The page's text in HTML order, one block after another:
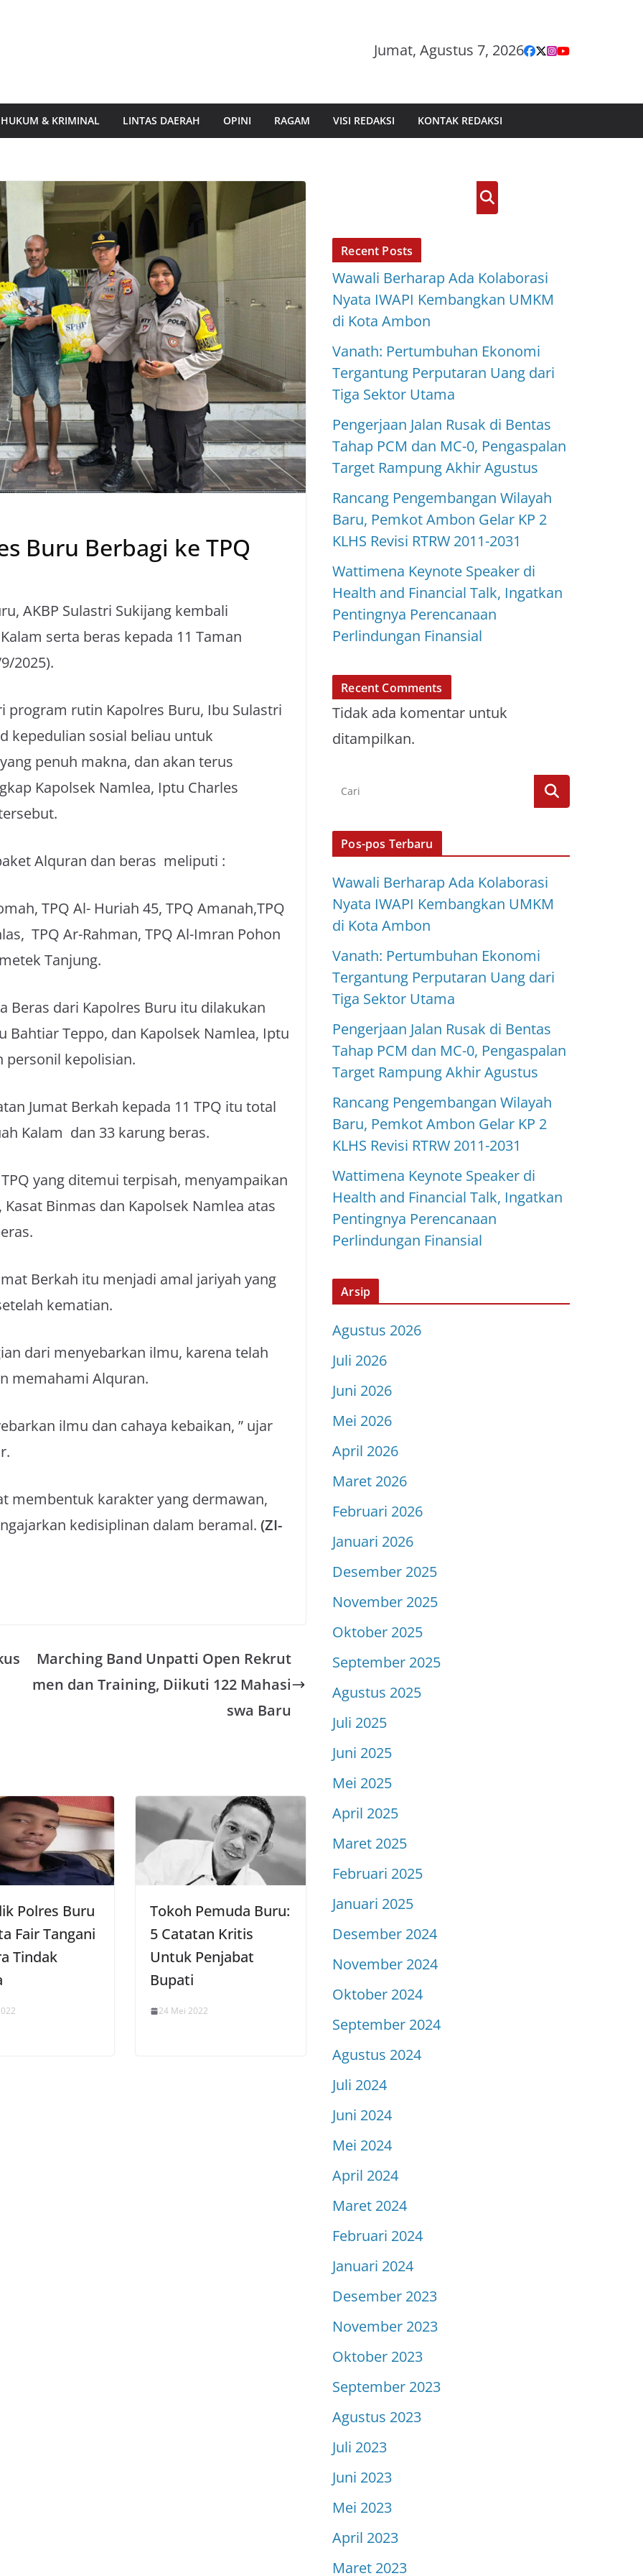
Jumat, Agustus 7, 2026
HUKUM & KRIMINAL LINTAS DAERAH OPINI RAGAM VISI REDAKSI KONTAK REDAKSI
Buru Berbagi ke TPQ
AKBP Sulastri Sukijang kembali
serta beras kepada 11 Taman
2025).
program rutin Kapolres Buru, Ibu Sulastri
kepedulian sosial beliau untuk
penuh makna, dan akan terus
Kapolsek Namlea, Iptu Charles
Alquran dan beras meliputi :
TPQ Al- Huriah 45, TPQ Amanah,TPQ
TPQ Ar-Rahman, TPQ Al-Imran Pohon
Tanjung.
Beras dari Kapolres Buru itu dilakukan
Teppo, dan Kapolsek Namlea, Iptu
personil kepolisian.
Jumat Berkah kepada 11 TPQ itu total
Kalam dan 33 karung beras.
yang ditemui terpisah, menyampaikan
Binmas dan Kapolsek Namlea atas
Berkah itu menjadi amal jariyah yang
kematian.
dari menyebarkan ilmu, karena telah
memahami Alquran.
ilmu dan cahaya kebaikan, ” ujar
membentuk karakter yang dermawan,
kedisiplinan dalam beramal. (ZI-
Marching Band Unpatti Open Rekrut
men dan Training, Diikuti 122 Mahasi
swa Baru
Polres Buru
Fair Tangani
Tindak
Tokoh Pemuda Buru:
5 Catatan Kritis
Untuk Penjabat
Bupati
24 Mei 2022
Cari
Recent Posts
Wawali Berharap Ada Kolaborasi
Nyata IWAPI Kembangkan UMKM
di Kota Ambon
Vanath: Pertumbuhan Ekonomi
Tergantung Perputaran Uang dari
Tiga Sektor Utama
Pengerjaan Jalan Rusak di Bentas
Tahap PCM dan MC-0, Pengaspalan
Target Rampung Akhir Agustus
Rancang Pengembangan Wilayah
Baru, Pemkot Ambon Gelar KP 2
KLHS Revisi RTRW 2011-2031
Wattimena Keynote Speaker di
Health and Financial Talk, Ingatkan
Pentingnya Perencanaan
Perlindungan Finansial
Recent Comments
Tidak ada komentar untuk
ditampilkan.
Pos-pos Terbaru
Wawali Berharap Ada Kolaborasi
Nyata IWAPI Kembangkan UMKM
di Kota Ambon
Vanath: Pertumbuhan Ekonomi
Tergantung Perputaran Uang dari
Tiga Sektor Utama
Pengerjaan Jalan Rusak di Bentas
Tahap PCM dan MC-0, Pengaspalan
Target Rampung Akhir Agustus
Rancang Pengembangan Wilayah
Baru, Pemkot Ambon Gelar KP 2
KLHS Revisi RTRW 2011-2031
Wattimena Keynote Speaker di
Health and Financial Talk, Ingatkan
Pentingnya Perencanaan
Perlindungan Finansial
Arsip
Agustus 2026
Juli 2026
Juni 2026
Mei 2026
April 2026
Maret 2026
Februari 2026
Januari 2026
Desember 2025
November 2025
Oktober 2025
September 2025
Agustus 2025
Juli 2025
Juni 2025
Mei 2025
April 2025
Maret 2025
Februari 2025
Januari 2025
Desember 2024
November 2024
Oktober 2024
September 2024
Agustus 2024
Juli 2024
Juni 2024
Mei 2024
April 2024
Maret 2024
Februari 2024
Januari 2024
Desember 2023
November 2023
Oktober 2023
September 2023
Agustus 2023
Juli 2023
Juni 2023
Mei 2023
April 2023
Maret 2023